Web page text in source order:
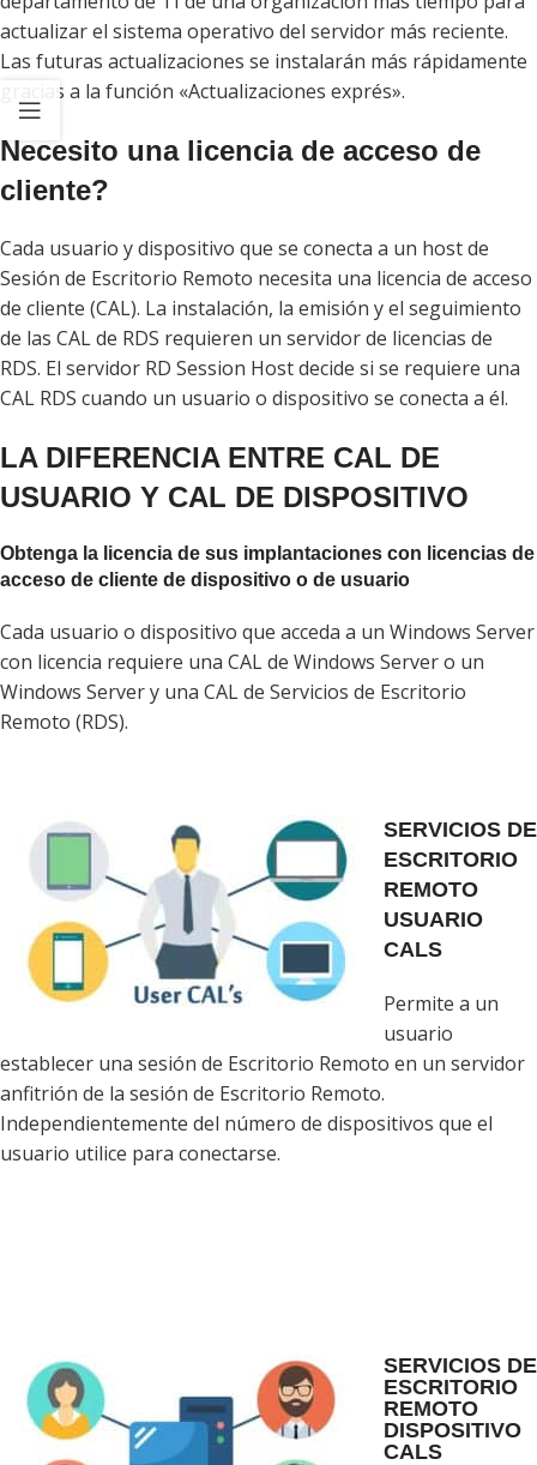
actualizar el sistema operativo del servidor más reciente.
Las futuras actualizaciones se instalarán más rápidamente
gracias a la función «Actualizaciones exprés».
Necesito una licencia de acceso de
cliente?
Cada usuario y dispositivo que se conecta a un host de
Sesión de Escritorio Remoto necesita una licencia de acceso
de cliente (CAL). La instalación, la emisión y el seguimiento
de las CAL de RDS requieren un servidor de licencias de
RDS. El servidor RD Session Host decide si se requiere una
CAL RDS cuando un usuario o dispositivo se conecta a él.
LA DIFERENCIA ENTRE CAL DE
USUARIO Y CAL DE DISPOSITIVO
Obtenga la licencia de sus implantaciones con licencias de
acceso de cliente de dispositivo o de usuario
Cada usuario o dispositivo que acceda a un Windows Server
con licencia requiere una CAL de Windows Server o un
Windows Server y una CAL de Servicios de Escritorio
Remoto (RDS).
SERVICIOS DE
ESCRITORIO
REMOTO
USUARIO
CALS
Permite a un
usuario
establecer una sesión de Escritorio Remoto en un servidor
anfitrión de la sesión de Escritorio Remoto.
Independientemente del número de dispositivos que el
usuario utilice para conectarse.
SERVICIOS DE
ESCRITORIO
REMOTO
DISPOSITIVO
CALS